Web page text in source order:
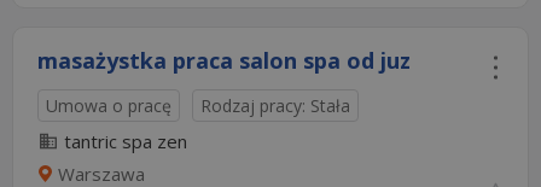
masażystka praca salon spa od juz
Umowa o pracę Rodzaj pracy: Stała
tantric spa zen
Warszawa